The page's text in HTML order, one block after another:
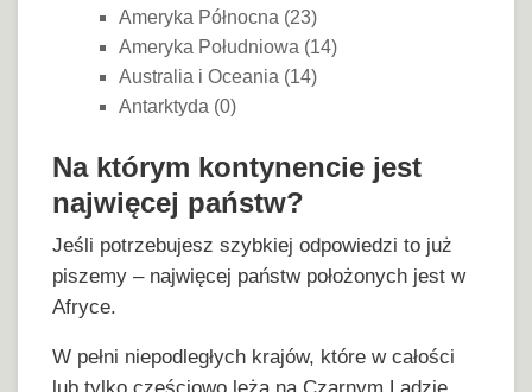
Ameryka Północna (23)
Ameryka Południowa (14)
Australia i Oceania (14)
Antarktyda (0)
Na którym kontynencie jest
najwięcej państw?
Jeśli potrzebujesz szybkiej odpowiedzi to już
piszemy – najwięcej państw położonych jest w
Afryce.
W pełni niepodległych krajów, które w całości